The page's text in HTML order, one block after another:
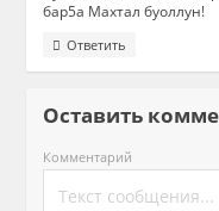
бар5а Махтал буоллун!
Ответить
Оставить
Комментарий